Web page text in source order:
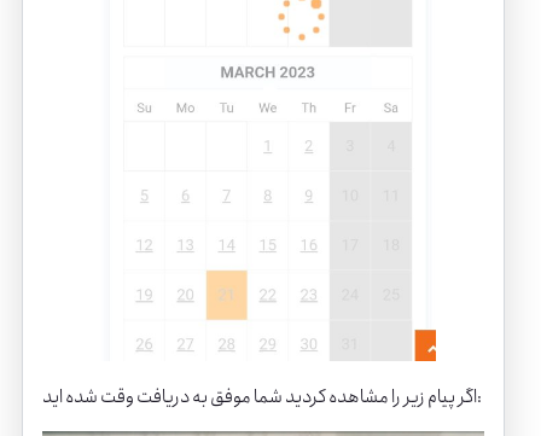
اگر پیام زیر را مشاهده کردید شما موفق به دریافت وقت شده اید: